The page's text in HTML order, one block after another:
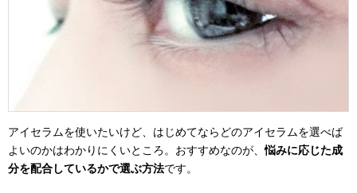
アイセラムを使いたいけど、はじめてならどのアイセラムを選べば
よいのかはわかりにくいところ。おすすめなのが、悩みに応じた成
分を配合しているかで選ぶ方法です。